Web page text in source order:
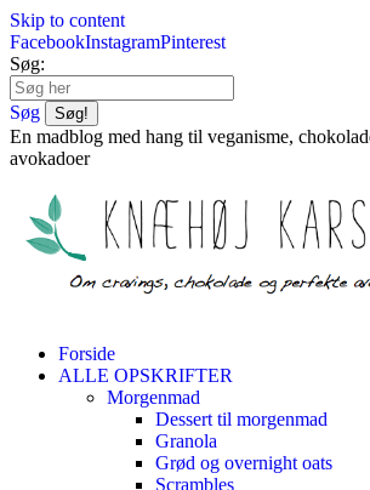
Skip to content
FacebookInstagramPinterest
Søg:
Søg
En madblog med hang til veganisme,
avokadoer
Forside
ALLE OPSKRIFTER
Morgenmad
Dessert til morgenmad
Granola
Grød og overnight oats
Scrambles